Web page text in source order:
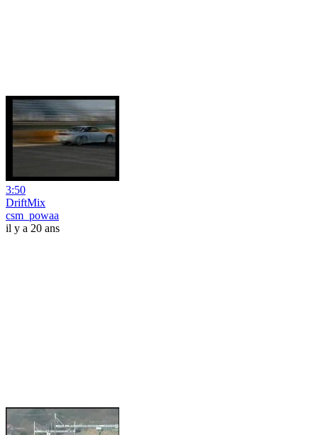
3:50
DriftMix
csm_powaa
il y a 20 ans